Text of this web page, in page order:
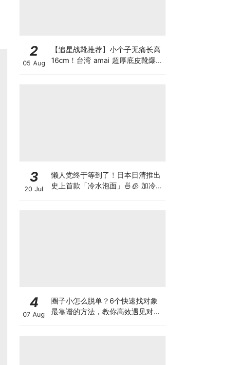
2
05 Aug
【追星战靴推荐】小个子无痛长高
16cm！台湾 amai 超厚底皮靴爆
3
20 Jul
懒人党终于等到了！日本日清推出
史上首款「冷水泡面」🍜🧊 加冷水
4
07 Aug
圈子小怎么脱单？6个快速找对象
最靠谱的方法，教你高效遇见对的